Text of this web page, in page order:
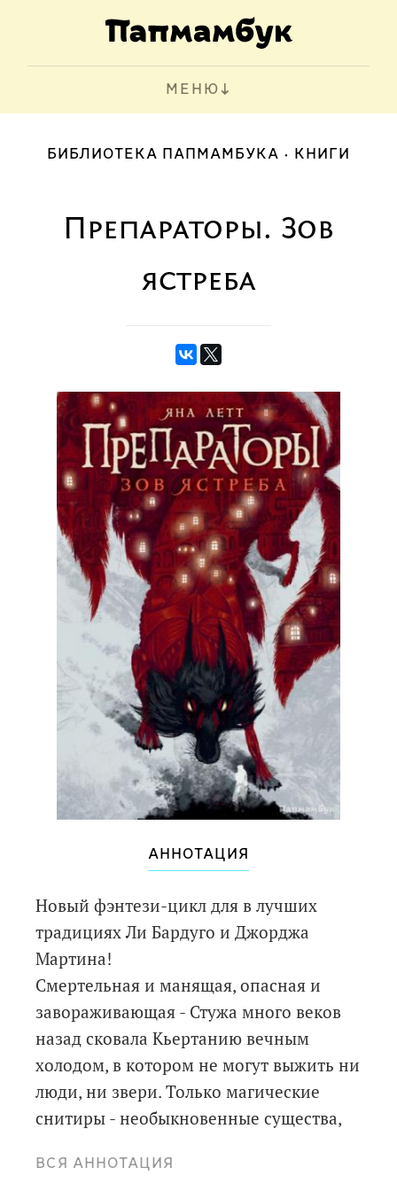
МЕНЮ
БИБЛИОТЕКА ПАПМАМБУКА КНИГИ
Препараторы. Зов
ястреба
АННОТАЦИЯ
Новый фэнтези-цикл для в лучших
традициях Ли Бардуго и Джорджа
Мартина!
Смертельная и манящая, опасная и
завораживающая - Стужа много веков
назад сковала Кьертанию вечным
холодом, в котором не могут выжить ни
люди, ни звери. Только магические
снитиры - необыкновенные существа,
двух пластах реальности.
ВСЯ АННОТАЦИЯ